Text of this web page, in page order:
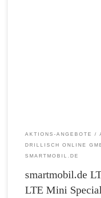
AKTIONS-ANGEBOTE
DRILLISCH ONLINE
SMARTMOBIL.DE
smartmobil.de
LTE Mini